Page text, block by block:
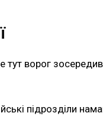
тут ворог
підрозділи